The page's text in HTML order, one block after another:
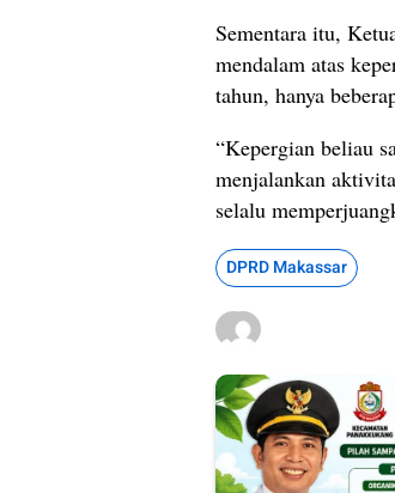
Sementara itu,
mendalam atas
tahun, hanya
“Kepergian beliau
menjalankan
selalu
DPRD Makassar